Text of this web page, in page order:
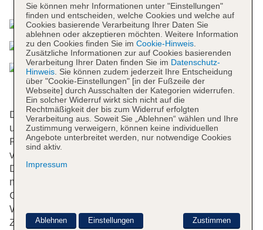
Das Hotel bietet 30 Einzel- und 88 Doppelzimmer
und verfügt über einen Aufzug. An der 24-Stunden-
Rezeption im Empfangsbereich werden die Gäste
vom englischsprachigen Personal herzlich begrüßt.
Das Ein- und Auschecken ist rund um die Uhr
möglich. Die Einrichtung des Hauses umfasst eine
Gepäckaufbewahrung, einen Safe und eine
Wechselstube. Per WLAN erhalten die Gäste
Zugang zum Internet. Hilfestellung bei der Buchung
Sie können mehr Informationen unter "Einstellungen"
finden und entscheiden, welche Cookies und welche auf
Cookies basierende Verarbeitung Ihrer Daten Sie
ablehnen oder akzeptieren möchten. Weitere Information
zu den Cookies finden Sie im Cookie-Hinweis.
Zusätzliche Informationen zur auf Cookies basierenden
Verarbeitung Ihrer Daten finden Sie im Datenschutz-
Hinweis. Sie können zudem jederzeit Ihre Entscheidung
über "Cookie-Einstellungen" [in der Fußzeile der
Webseite] durch Ausschalten der Kategorien widerrufen.
Ein solcher Widerruf wirkt sich nicht auf die
Rechtmäßigkeit der bis zum Widerruf erfolgten
Verarbeitung aus. Soweit Sie „Ablehnen“ wählen und Ihre
Zustimmung verweigern, können keine individuellen
Angebote unterbreitet werden, nur notwendige Cookies
sind aktiv.
Impressum
Zustimmen
Ablehnen Einstellungen